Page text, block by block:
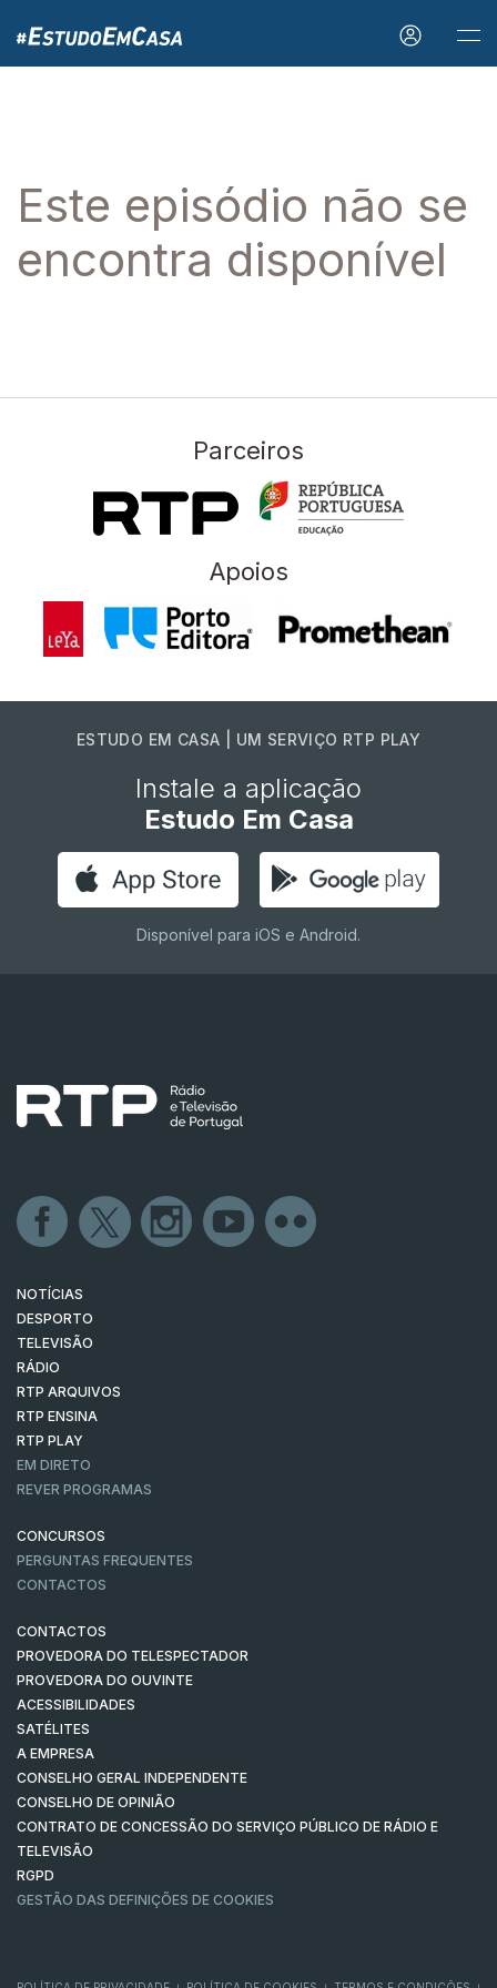
Este episódio não se
encontra disponível
Parceiros
Apoios
ESTUDO EM CASA | UM SERVIÇO RTP PLAY
Instale a aplicação
Estudo Em Casa
Disponível para iOS e Android.
NOTÍCIAS
DESPORTO
TELEVISÃO
RÁDIO
RTP ARQUIVOS
RTP ENSINA
RTP PLAY
EM DIRETO
REVER PROGRAMAS
CONCURSOS
PERGUNTAS FREQUENTES
CONTACTOS
CONTACTOS
PROVEDORA DO TELESPECTADOR
PROVEDORA DO OUVINTE
ACESSIBILIDADES
SATÉLITES
A EMPRESA
CONSELHO GERAL INDEPENDENTE
CONSELHO DE OPINIÃO
CONTRATO DE CONCESSÃO DO SERVIÇO PÚBLICO DE RÁDIO E
TELEVISÃO
RGPD
GESTÃO DAS DEFINIÇÕES DE COOKIES